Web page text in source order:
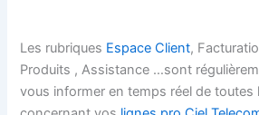
Les rubriques Espace Client,
Produits , Assistance …sont
vous informer en temps réel de toutes